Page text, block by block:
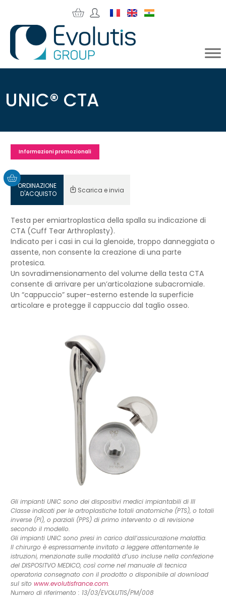
UNIC® CTA
Informazioni promozionali
ORDINAZIONE
D'ACQUISTO
Scarica e invia
Testa per emiartroplastica della spalla su indicazione di
CTA (Cuff Tear Arthroplasty).
Indicato per i casi in cui la glenoide, troppo danneggiata o
assente, non consente la creazione di una parte
protesica.
Un sovradimensionamento del volume della testa CTA
consente di arrivare per un’articolazione subacromiale.
Un “cappuccio” super-esterno estende la superficie
articolare e protegge il cappuccio dal taglio osseo.
Gli impianti UNIC sono dei dispositivi medici impiantabili di III
Classe indicati per le artroplastiche totali anatomiche (PTS), o totali
inverse (PI), o parziali (PPS) di primo intervento o di revisione
secondo il modello.
Gli impianti UNIC sono presi in carico dall’assicurazione malattia.
Il chirurgo è espressamente invitato a leggere attentamente le
istruzioni, menzionate sulle modalità d’uso incluse nella confezione
del DISPOSITVO MEDICO, così come nel manuale di tecnica
operatoria consegnato con il prodotto o disponibile al download
sul sito www.evolutisfrance.com.
Numero di riferimento : 13/03/EVOLUTIS/PM/008